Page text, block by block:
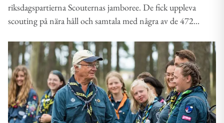
riksdagspartierna Scouternas jamboree. De fick uppleva
scouting på nära håll och samtala med några av de 472...